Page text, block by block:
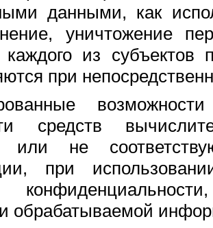
данными, как
уничтожение
из субъектов
при
средств
или не
при
обрабатываемой